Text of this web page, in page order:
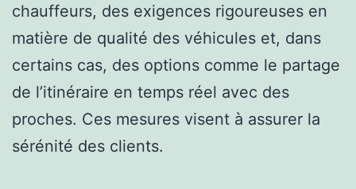
chauffeurs, des exigences rigoureuses en
matière de qualité des véhicules et, dans
certains cas, des options comme le partage
de l’itinéraire en temps réel avec des
proches. Ces mesures visent à assurer la
sérénité des clients.